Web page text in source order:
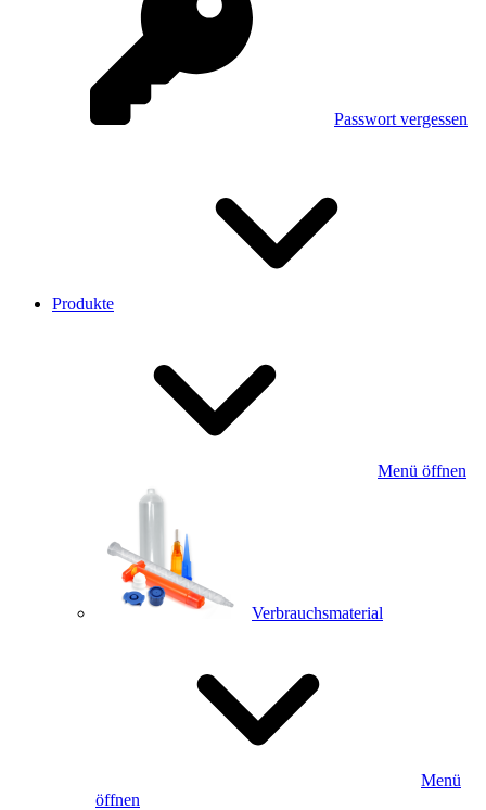
Passwort vergessen
Produkte
Menü öffnen
Verbrauchsmaterial
Menü
öffnen